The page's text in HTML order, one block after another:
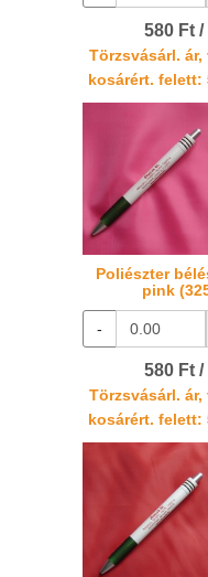
580 Ft /
Törzsvásárl. ár,
kosárért. felett:
Poliészter
pink
-
580 Ft /
Törzsvásárl. ár,
kosárért. felett: